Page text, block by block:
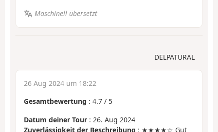
Maschinell übersetzt
DELPATURAL
26 Aug 2024 um 18:22
Gesamtbewertung : 4.7 / 5
Datum deiner Tour : 26. Aug 2024
Zuverlässigkeit der Beschreibung : ★★★★☆ Gut